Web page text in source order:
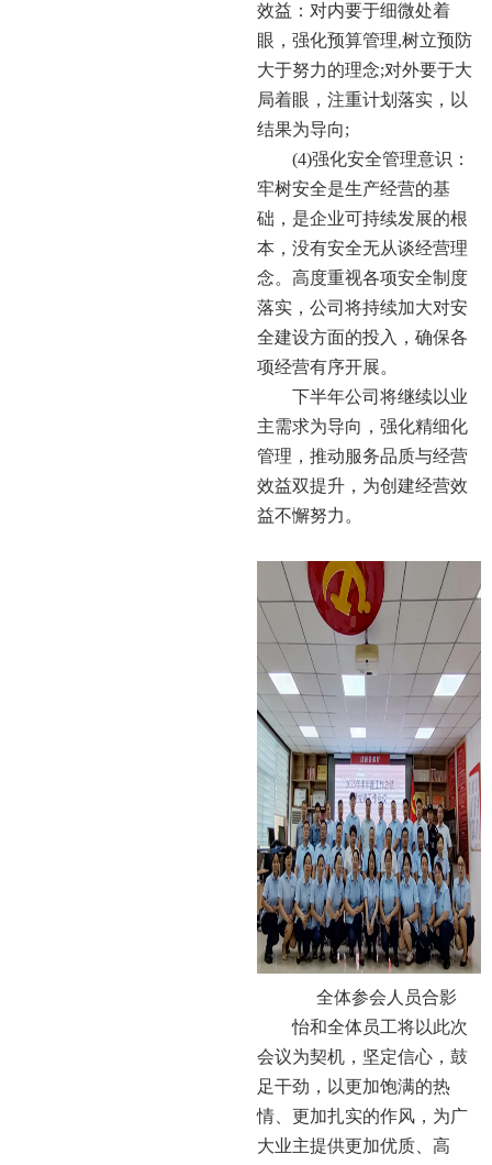
效益：对内要于细微处着
眼，强化预算管理,树立预防
大于努力的理念;对外要于大
局着眼，注重计划落实，以
结果为导向;
(4)强化安全管理意识：
牢树安全是生产经营的基
础，是企业可持续发展的根
本，没有安全无从谈经营理
念。高度重视各项安全制度
落实，公司将持续加大对安
全建设方面的投入，确保各
项经营有序开展。
下半年公司将继续以业
主需求为导向，强化精细化
管理，推动服务品质与经营
效益双提升，为创建经营效
益不懈努力。
全体参会人员合影
怡和全体员工将以此次
会议为契机，坚定信心，鼓
足干劲，以更加饱满的热
情、更加扎实的作风，为广
大业主提供更加优质、高